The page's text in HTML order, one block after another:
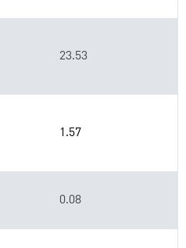
23.53
1.57
0.08